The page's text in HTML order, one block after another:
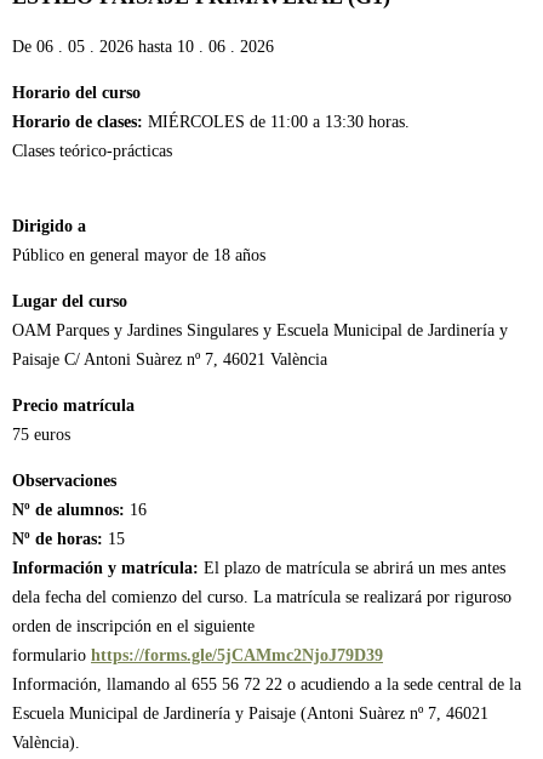
De 06 . 05 . 2026 hasta 10 . 06 . 2026
Horario del curso
Horario de clases: MIÉRCOLES de 11:00 a 13:30 horas.
Clases teórico-prácticas
Dirigido a
Público en general mayor de 18 años
Lugar del curso
OAM Parques y Jardines Singulares y Escuela Municipal de Jardinería y
Paisaje C/ Antoni Suàrez nº 7, 46021 València
Precio matrícula
75 euros
Observaciones
Nº de alumnos: 16
Nº de horas: 15
Información y matrícula: El plazo de matrícula se abrirá un mes antes
dela fecha del comienzo del curso. La matrícula se realizará por riguroso
orden de inscripción en el siguiente
formulario https://forms.gle/5jCAMmc2NjoJ79D39
Información, llamando al 655 56 72 22 o acudiendo a la sede central de la
Escuela Municipal de Jardinería y Paisaje (Antoni Suàrez nº 7, 46021
València).